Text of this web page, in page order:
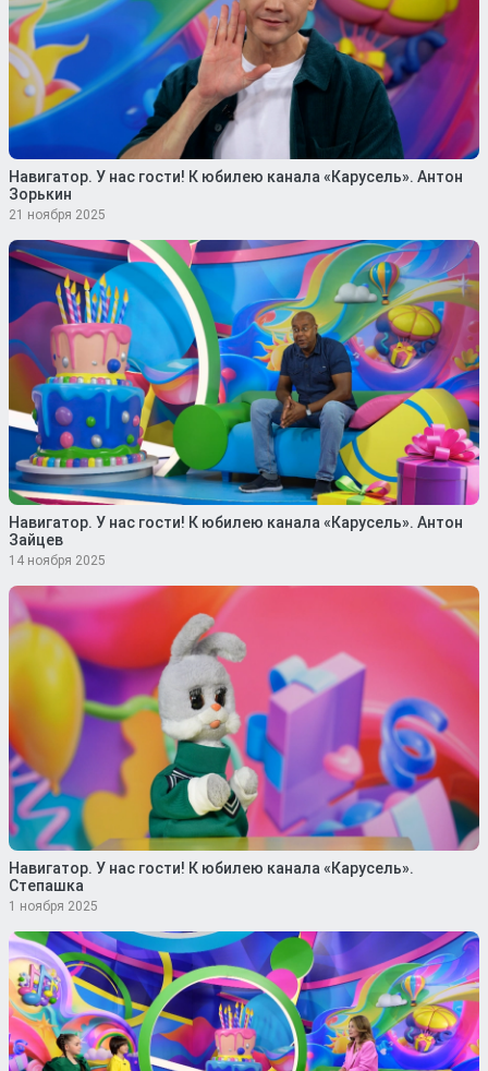
Навигатор. У нас гости! К юбилею канала «Карусель». Антон
Зорькин
21 ноября 2025
Навигатор. У нас гости! К юбилею канала «Карусель». Антон
Зайцев
14 ноября 2025
Навигатор. У нас гости! К юбилею канала «Карусель».
Степашка
1 ноября 2025